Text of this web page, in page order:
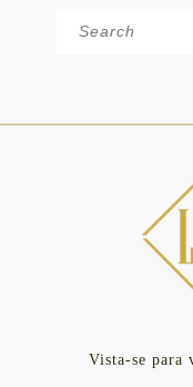
Vista-se para